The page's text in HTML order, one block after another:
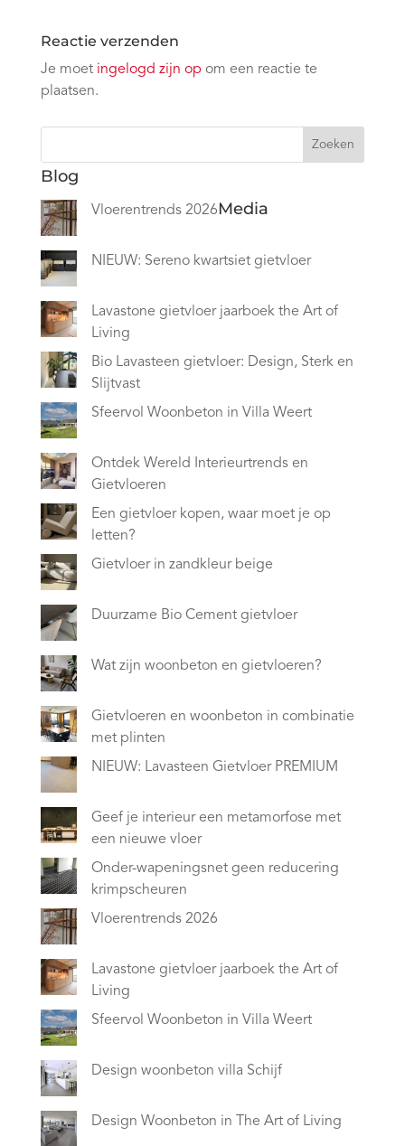
Reactie verzenden
Je moet ingelogd zijn op om een reactie te
plaatsen.
Zoeken
Blog
Vloerentrends 2026
NIEUW: Sereno kwartsiet gietvloer
Lavastone gietvloer jaarboek the Art of
Living
Bio Lavasteen gietvloer: Design, Sterk en
Slijtvast
Sfeervol Woonbeton in Villa Weert
Ontdek Wereld Interieurtrends en
Gietvloeren
Een gietvloer kopen, waar moet je op
letten?
Gietvloer in zandkleur beige
Duurzame Bio Cement gietvloer
Wat zijn woonbeton en gietvloeren?
Gietvloeren en woonbeton in combinatie
met plinten
NIEUW: Lavasteen Gietvloer PREMIUM
Geef je interieur een metamorfose met
een nieuwe vloer
Onder-wapeningsnet geen reducering
krimpscheuren
Media
Vloerentrends 2026
Lavastone gietvloer jaarboek the Art of
Living
Sfeervol Woonbeton in Villa Weert
Design woonbeton villa Schijf
Design Woonbeton in The Art of Living